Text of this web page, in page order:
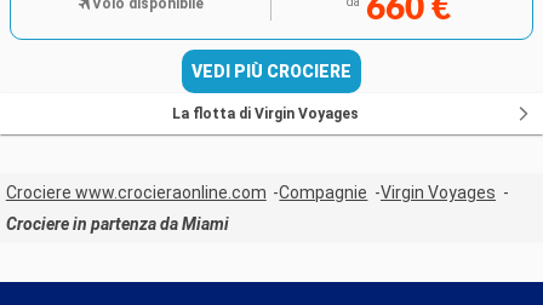
660 €
Volo disponibile
VEDI PIÙ CROCIERE
La flotta di Virgin Voyages
Crociere www.crocieraonline.com Compagnie
Virgin Voyages
Crociere in partenza da Miami